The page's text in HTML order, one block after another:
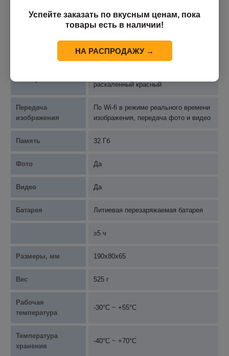
Отслеживание
Да
Да
раскаленный красный
Передача
изображения
По Wi-fi в режиме реального времени
изображения, передача фото и видео
Память 32 Гб
Фото Да
Видео Да
Батарея Литиевая перезаряжаемая батарея
≥5 ч
Размеры, мм 190x80x65
Вес 525 г
Рабочая
температура
-30°С ~ +55°С
Температура
хранения
-40°С ~ +70°С
Успейте заказать по вкусным ценам, пока
товары есть в наличии!
НА РАСПРОДАЖУ →